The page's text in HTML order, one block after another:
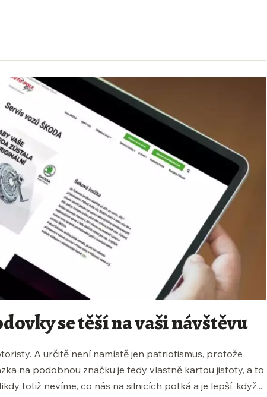
se těší na vaši návštěvu
A určitě není namístě jen patriotismus, protože
na podobnou značku je tedy vlastně kartou jistoty, a to
totiž nevíme, co nás na silnicích potká a je lepší, když...